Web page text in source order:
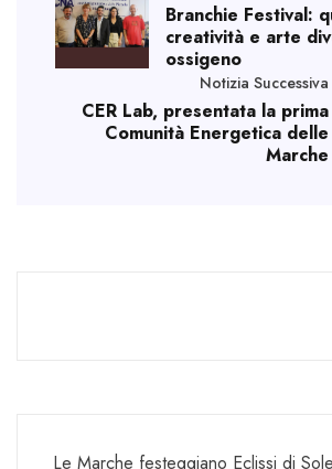
Branchie Festival:
creatività e arte
ossigeno
Notizia Successiva
CER Lab, presentata la prima
Comunità Energetica delle
Marche
Le Marche festeggiano Eclissi di